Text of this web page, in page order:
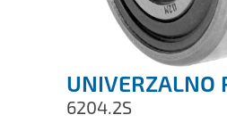
UNIVERZALNO
6204.2S